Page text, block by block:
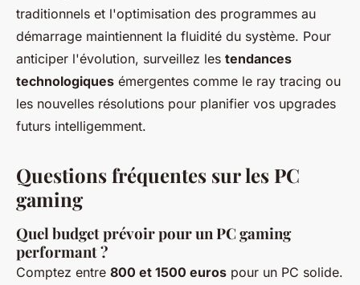
traditionnels et l'optimisation des programmes au
démarrage maintiennent la fluidité du système. Pour
anticiper l'évolution, surveillez les tendances
technologiques émergentes comme le ray tracing ou
les nouvelles résolutions pour planifier vos upgrades
futurs intelligemment.
Questions fréquentes sur les PC
gaming
Quel budget prévoir pour un PC gaming
performant ?
Comptez entre 800 et 1500 euros pour un PC solide.